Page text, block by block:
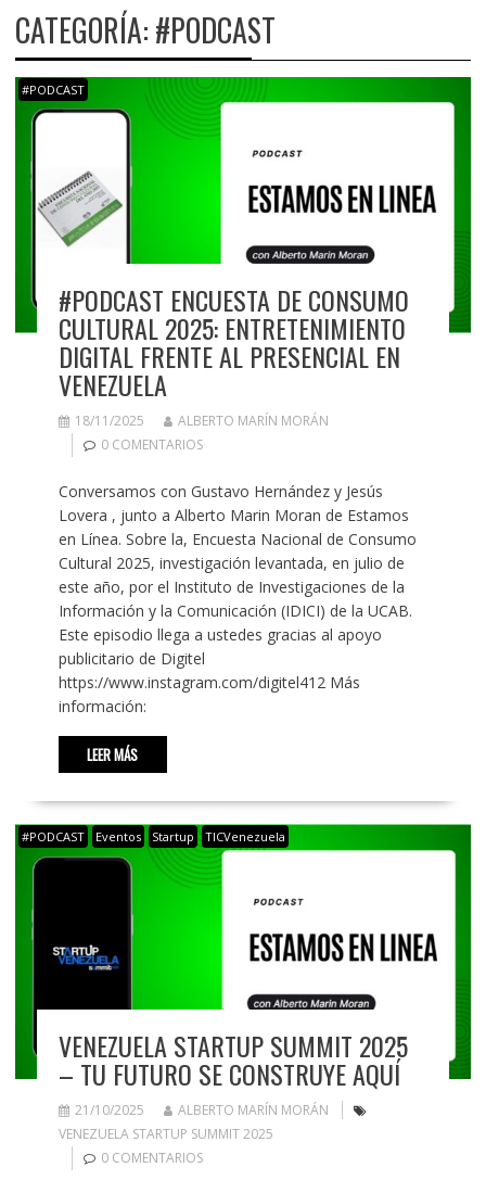
CATEGORÍA:#PODCAST
#PODCAST
#PODCAST ENCUESTA DE CONSUMO
CULTURAL 2025: ENTRETENIMIENTO
DIGITAL FRENTE AL PRESENCIAL EN
VENEZUELA
18/11/2025
ALBERTO MARÍN MORÁN
0 COMENTARIOS
Conversamos con Gustavo Hernández y Jesús
Lovera , junto a Alberto Marin Moran de Estamos
en Línea. Sobre la, Encuesta Nacional de Consumo
Cultural 2025, investigación levantada, en julio de
este año, por el Instituto de Investigaciones de la
Información y la Comunicación (IDICI) de la UCAB.
Este episodio llega a ustedes gracias al apoyo
publicitario de Digitel
https://www.instagram.com/digitel412 Más
información:
LEER MÁS
#PODCAST Eventos Startup TICVenezuela
VENEZUELA STARTUP SUMMIT 2025
– TU FUTURO SE CONSTRUYE AQUÍ
21/10/2025
ALBERTO MARÍN MORÁN
VENEZUELA STARTUP SUMMIT 2025
0 COMENTARIOS